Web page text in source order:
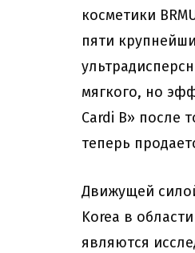
косметики
пяти
мягкого, но
Cardi B» после
теперь
Движущей
Korea в
являются